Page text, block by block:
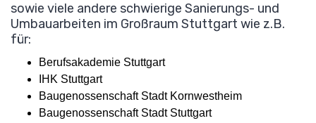
sowie viele andere schwierige Sanierungs- und
Umbauarbeiten im Großraum Stuttgart wie z.B.
für:
Berufsakademie Stuttgart
IHK Stuttgart
Baugenossenschaft Stadt Kornwestheim
Baugenossenschaft Stadt Stuttgart